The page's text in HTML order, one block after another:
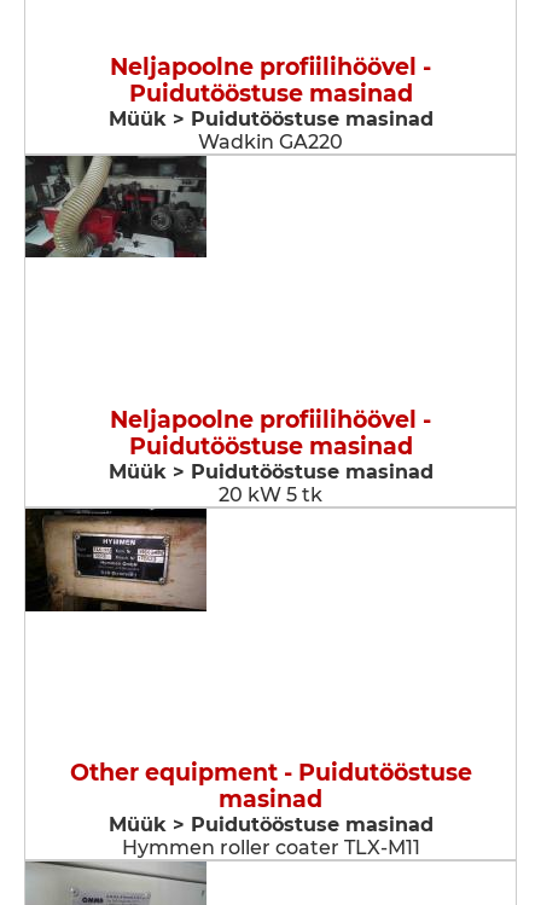
Neljapoolne profiilihöövel -
Puidutööstuse masinad
Müük > Puidutööstuse masinad
Wadkin GA220
Neljapoolne profiilihöövel -
Puidutööstuse masinad
Müük > Puidutööstuse masinad
20 kW 5 tk
Other equipment - Puidutööstuse
masinad
Müük > Puidutööstuse masinad
Hymmen roller coater TLX-M11